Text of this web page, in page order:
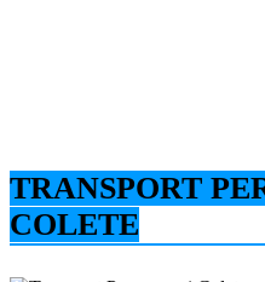
TRANSPORT
COLETE